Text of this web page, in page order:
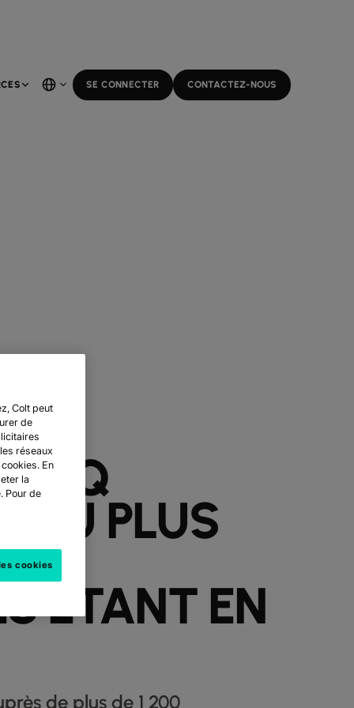
SE CONNECTER CONTACTEZ-NOUS
OU PLUS
ÉTANT EN
de plus de 1 200
Colt peut
de
réseaux
En
la
Pour de
cookies